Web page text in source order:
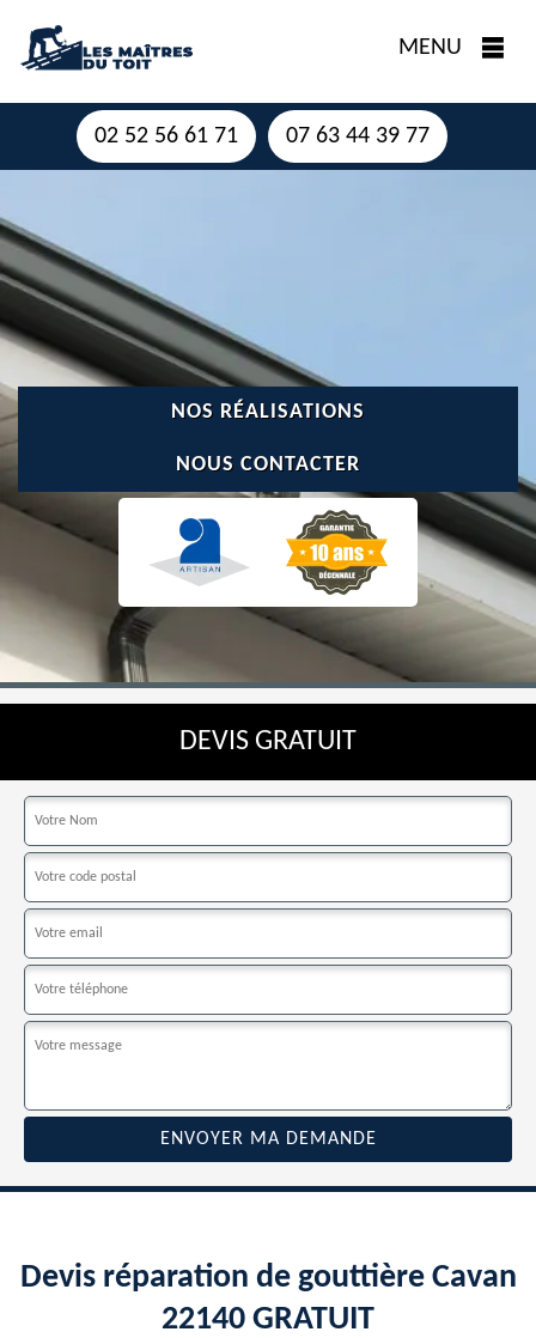
MENU
02 52 56 61 71 07 63 44 39 77
NOS RÉALISATIONS
NOUS CONTACTER
DEVIS GRATUIT
Devis réparation de gouttière Cavan
22140 GRATUIT